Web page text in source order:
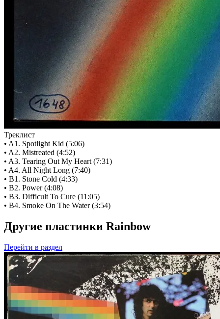
Треклист
• A1. Spotlight Kid (5:06)
• A2. Mistreated (4:52)
• A3. Tearing Out My Heart (7:31)
• A4. All Night Long (7:40)
• B1. Stone Cold (4:33)
• B2. Power (4:08)
• B3. Difficult To Cure (11:05)
• B4. Smoke On The Water (3:54)
Другие пластинки Rainbow
Перейти в раздел